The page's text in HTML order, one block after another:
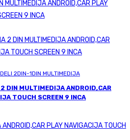
2DIN-1DIN MULTIMEDIJA
DIN MULTIMEDIJA ANDROID,CAR
TOUCH SCREEN 9 INCA